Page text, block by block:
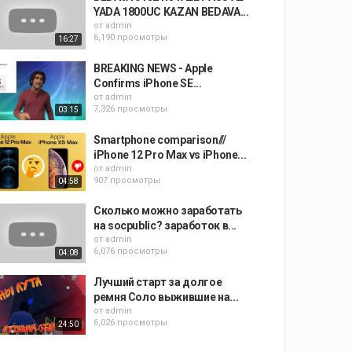
16:27
YADA 1800UC KAZAN BEDAVA...
от admin
6,190 просмотры
03:15
BREAKING NEWS - Apple
Confirms iPhone SE...
от admin
7,326 просмотры
04:58
Smartphone comparison///
iPhone 12 Pro Max vs iPhone...
от admin
907 просмотры
04:08
Сколько можно заработать
на socpublic? заработок в...
от admin
6,076 просмотры
24:50
Лучший старт за долгое
ремня Соло выжившие на...
от admin
6,026 просмотры